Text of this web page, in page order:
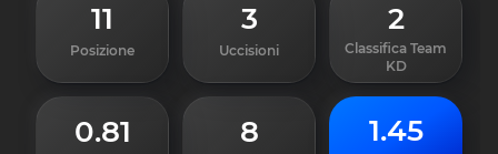
11
Posizione
3
Uccisioni
2
Classifica Team
KD
0.81 8 1.45